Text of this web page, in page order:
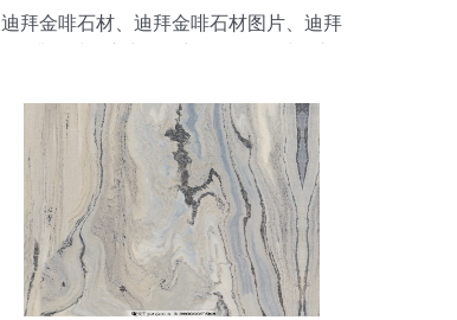
迪拜金啡石材、迪拜金啡石材图片、迪拜